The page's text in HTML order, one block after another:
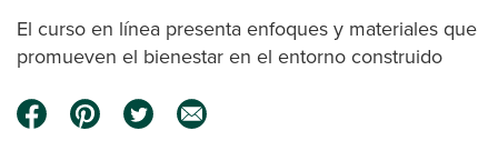
El curso en línea presenta enfoques y materiales que
promueven el bienestar en el entorno construido